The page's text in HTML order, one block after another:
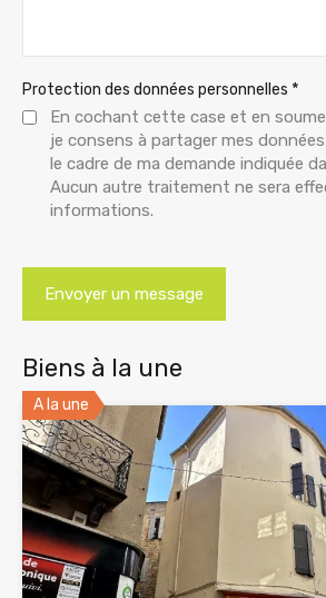
Protection des données personnelles *
En cochant cette case et en
je consens à partager mes
le cadre de ma demande indiquée
Aucun autre traitement ne sera
informations.
Biens à la une
A la une